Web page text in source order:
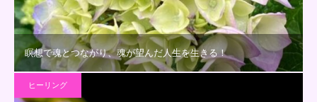
瞑想で魂とつながり、魂が望んだ人生を生きる！
ヒーリング